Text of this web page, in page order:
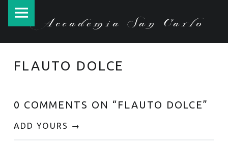
Accademia San Carlo
Accademia
navigation
Skip
FLAUTO DOLCE
0 COMMENTS ON “ FLAUTO DOLCE”
ADD YOURS →